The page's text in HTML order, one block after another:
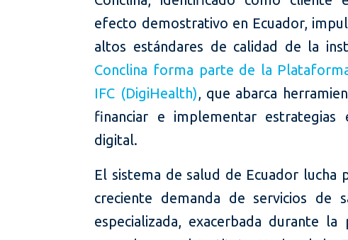
efecto demostrativo en Ecuador,
altos estándares de calidad de la
Conclina forma parte de la
IFC (DigiHealth), que abarca
financiar e implementar estrategias
digital.
El sistema de salud de Ecuador lucha
creciente demanda de servicios de
especializada, exacerbada durante la